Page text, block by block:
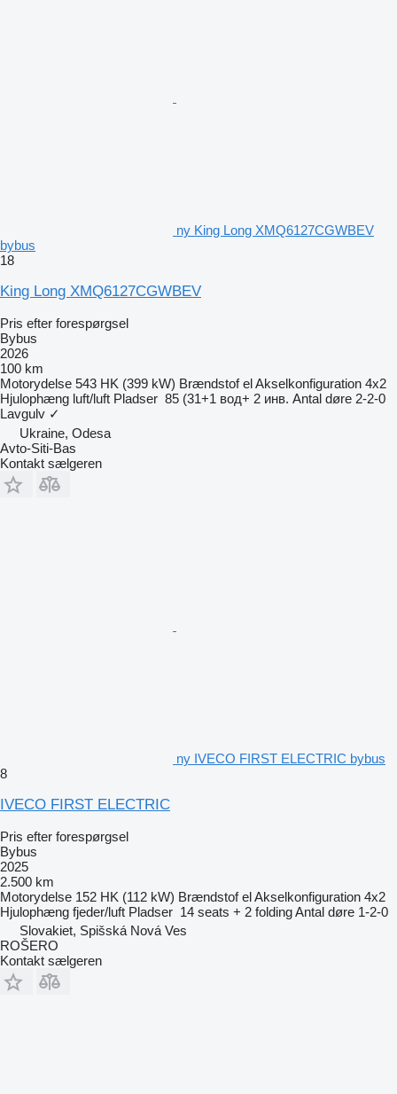
ny King Long XMQ6127CGWBEV
bybus
18
King Long XMQ6127CGWBEV
Pris efter forespørgsel
Bybus
2026
100 km
Motorydelse 543 HK (399 kW) Brændstof elAkselkonfiguration 4x2
Hjulophæng luft/luft Pladser 85 (31+1 вод+ 2 инв. Antal døre 2-2-0
Lavgulv ✓
Ukraine, Odesa
Avto-Siti-Bas
Kontakt sælgeren
ny IVECO FIRST ELECTRIC bybus
8
IVECO FIRST ELECTRIC
Pris efter forespørgsel
Bybus
2025
2.500 km
Motorydelse 152 HK (112 kW) Brændstof elAkselkonfiguration 4x2
Hjulophæng fjeder/luft Pladser 14 seats + 2 foldingAntal døre 1-2-0
Slovakiet, Spišská Nová Ves
ROŠERO
Kontakt sælgeren